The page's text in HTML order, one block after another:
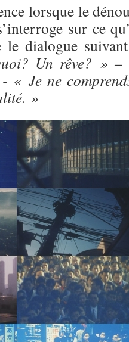
lorsque le
sur ce
le dialogue
Un rêve? »
- « Je ne
»